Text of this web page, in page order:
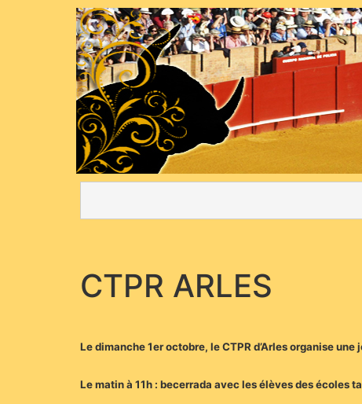
CTPR ARLES
Le dimanche 1er octobre, le CTPR d’Arles organise
Le matin à 11h : becerrada avec les élèves des écoles